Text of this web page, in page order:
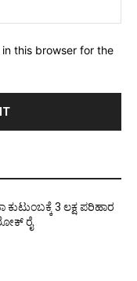
this browser for the
ಕುಟುಂಬಕ್ಕೆ 3 ಲಕ್ಷ ಪರಿಹಾರ
ರೈ